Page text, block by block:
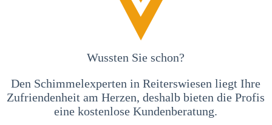
Wussten Sie schon?
Den Schimmelexperten in Reiterswiesen liegt Ihre
Zufriendenheit am Herzen, deshalb bieten die Profis
eine kostenlose Kundenberatung.